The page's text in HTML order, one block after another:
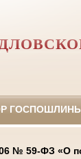
№ 59-ФЗ «О